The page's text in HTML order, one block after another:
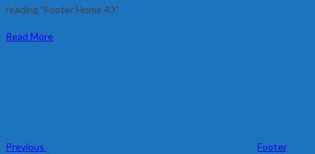
reading "Footer Home 43"
Read More
Previous
Footer